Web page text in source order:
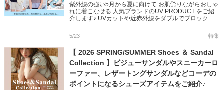
紫外線の強い5月から夏に向けて お肌労りながらおしゃ
れに着こなせる 人気ブランドのUV PRODUCT をご紹
介します♪ UVカットや近赤外線をダブルでブロック、
5/23 特集
【 2026 SPRING/SUMMER Shoes ＆ Sandal
Collection 】ビジューサンダルやスニーカーロ
ーファー、レザートングサンダルなどコーデの
ポイントになるシューズアイテムをご紹介♪